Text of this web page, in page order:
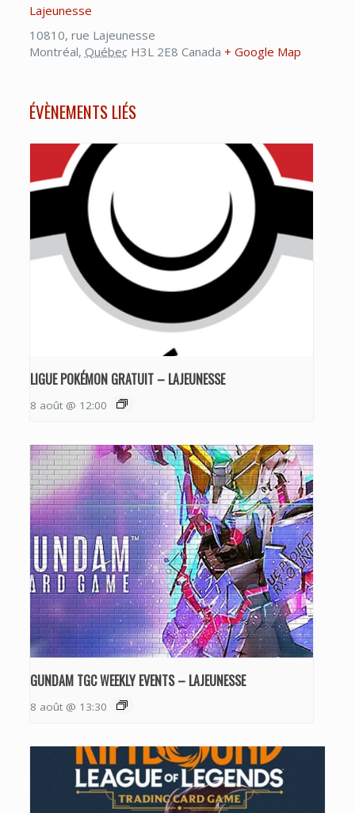
Lajeunesse
10810, rue Lajeunesse
Montréal, Québec H3L 2E8 Canada + Google Map
ÉVÈNEMENTS LIÉS
LIGUE POKÉMON GRATUIT – LAJEUNESSE
8 août @ 12:00
GUNDAM TGC WEEKLY EVENTS – LAJEUNESSE
8 août @ 13:30